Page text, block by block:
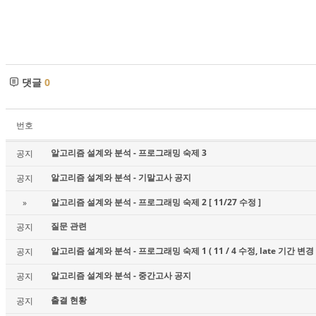
댓글 0
번호
공지 알고리즘 설계와 분석 - 프로그래밍 숙제 3
공지 알고리즘 설계와 분석 - 기말고사 공지
» 알고리즘 설계와 분석 - 프로그래밍 숙제 2 [ 11/27 수정 ]
공지 질문 관련
공지 알고리즘 설계와 분석 - 프로그래밍 숙제 1 ( 11 / 4 수정, late 기간 변경
공지 알고리즘 설계와 분석 - 중간고사 공지
공지 출결 현황